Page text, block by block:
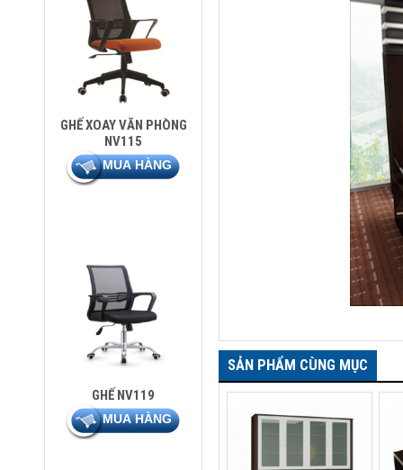
GHẾ XOAY VĂN PHÒNG
NV115
GHẾ NV119
SẢN PHẨM CÙNG MỤC